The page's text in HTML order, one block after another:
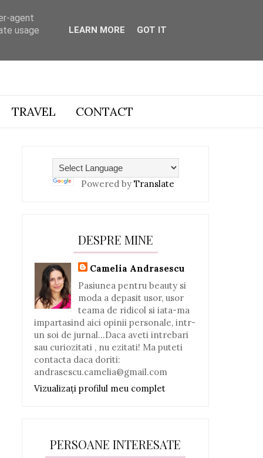
TRAVEL CONTACT
Powered by Translate
DESPRE MINE
Camelia Andrasescu
Pasiunea pentru beauty si
moda a depasit usor, usor
teama de ridicol si iata-ma
impartasind aici opinii personale, intr-
un soi de jurnal...Daca aveti intrebari
sau curiozitati , nu ezitati! Ma puteti
contacta daca doriti:
andrasescu.camelia@gmail.com
Vizualizați profilul meu complet
PERSOANE INTERESATE
agent
usage
LEARN MORE GOT IT